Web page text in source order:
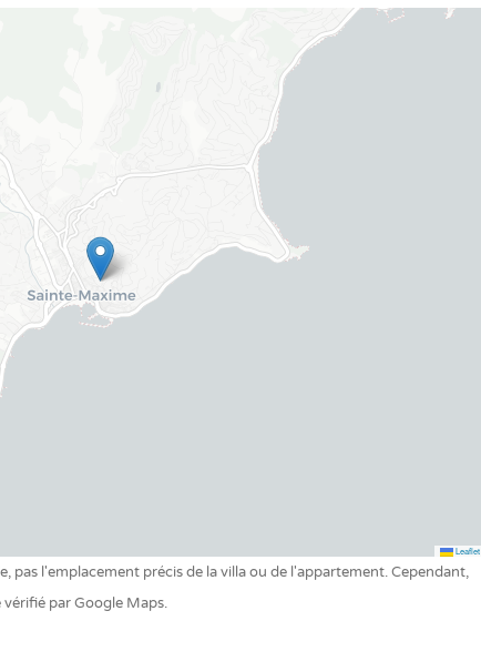
TV par satellite
Wifi
Meubles de jardin
Leaflet
pas l'emplacement précis de la villa ou de l'appartement. Cependant,
par Google Maps.